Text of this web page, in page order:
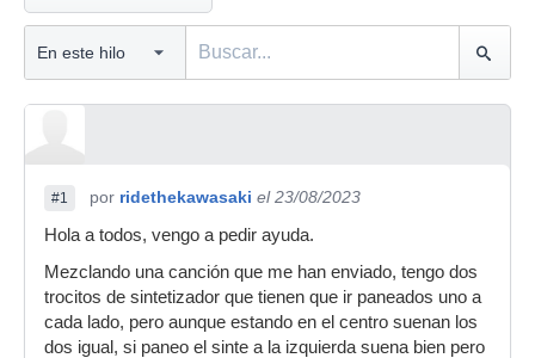
#1 por ridethekawasaki el 23/08/2023
Hola a todos, vengo a pedir ayuda.
Mezclando una canción que me han enviado, tengo dos
trocitos de sintetizador que tienen que ir paneados uno a
cada lado, pero aunque estando en el centro suenan los
dos igual, si paneo el sinte a la izquierda suena bien pero